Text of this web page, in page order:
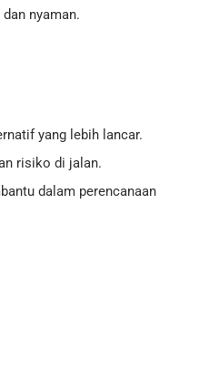
nyaman.
yang lebih lancar.
risiko di jalan.
dalam perencanaan